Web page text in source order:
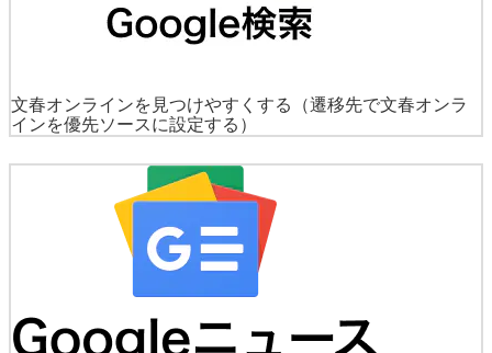
文春オンラインを見つけやすくする
（遷移先で文春オンラ
インを優先ソースに設定する）